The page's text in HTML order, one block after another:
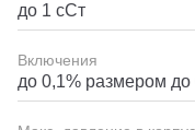
до 1 сСт
Включения
до 0,1% размером